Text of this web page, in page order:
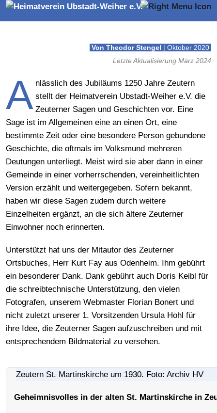
Geschichten
Von Theodor Stengel | Oktober 2020
Letzte Aktualisierung März 2024
A nlässlich des Jubiläums 1250 Jahre Zeutern
stellt der Heimatverein Ubstadt-Weiher e.V. die
Zeuterner Sagen und Geschichten vor. Eine
Sage ist im Allgemeinen eine an einen Ort, eine
bestimmte Zeit oder eine besondere Person gebundene
Geschichte, die oftmals im Volksmund mehreren
Deutungen unterliegt. Meist wird sie aber dann in einer
Gemeinde in einer vorherrschenden, vereinheitlichten
Version erzählt und weitergegeben. Sofern bekannt,
haben wir diese Sagen zudem durch weitere
Einzelheiten ergänzt, an die sich ältere Zeuterner
Einwohner noch erinnerten.
Unterstützt hat uns der Mitautor des Zeuterner
Ortsbuches, Herr Kurt Fay aus Odenheim. Ihm gebührt
ein besonderer Dank. Dank gebührt auch Doris Keibl für
die schreibtechnische Unterstützung, den vielen
Fotografen, unserem Webmaster Florian Bonert und
nicht zuletzt unserer 1. Vorsitzenden Ursula Hohl für
ihre Idee, die Zeuterner Sagen aufzuschreiben und mit
entsprechendem Bildmaterial zu versehen.
Zeutern St. Martinskirche um 1930. Foto: Archiv HV
Geheimnisvolles in der alten St. Martinskirche in